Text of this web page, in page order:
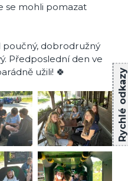
Rychlé odkazy
se mohli pomazat
poučný, dobrodružný
Předposlední den ve
užili! 🍀